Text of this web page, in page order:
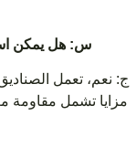
س: هل يمكن
ج: نعم، تعمل
مزايا تشمل مقاومة